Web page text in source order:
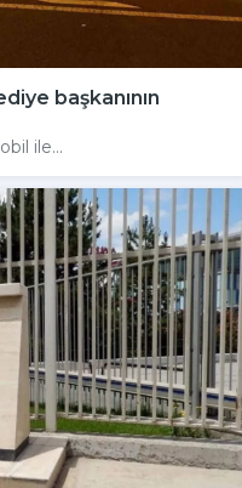
başkanının
ile...